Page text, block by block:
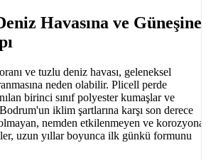
Havasına ve Güneşine
ve tuzlu deniz havası, geleneksel
neden olabilir. Plicell perde
birinci sınıf polyester kumaşlar ve
iklim şartlarına karşı son derece
nemden etkilenmeyen ve korozyona
uzun yıllar boyunca ilk günkü formunu